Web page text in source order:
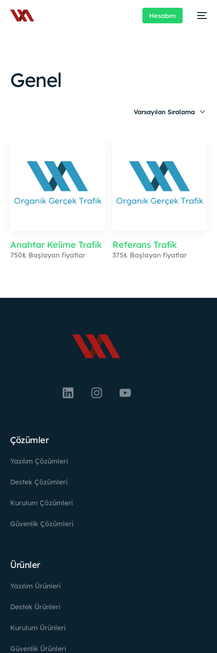
Hesabım
Genel
Anahtar Kelime Trafik
750₺ Başlayan fiyatlar
Referans Trafik
375₺ Başlayan fiyatlar
Çözümler
Yazılım Çözümleri
Destek Çözümleri
Kurulum Çözümleri
Güvenlik Çözümleri
Ürünler
Yazılım Ürünleri
Destek Ürünleri
Kurulum Ürünleri
Güvenlik Ürünleri